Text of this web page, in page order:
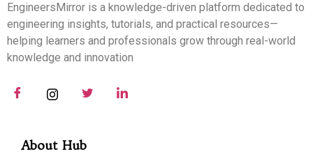
EngineersMirror is a knowledge-driven platform dedicated to
engineering insights, tutorials, and practical resources—
helping learners and professionals grow through real-world
knowledge and innovation
About Hub